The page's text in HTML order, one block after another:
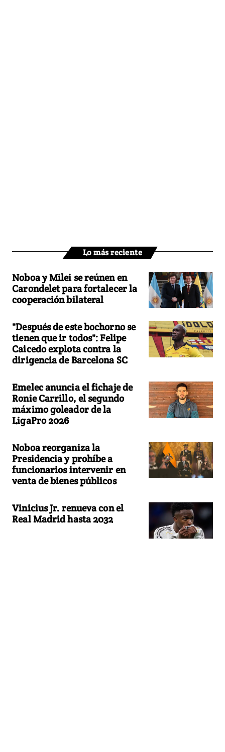
Lo más reciente
Noboa y Milei se reúnen en
Carondelet para fortalecer la
cooperación bilateral
"Después de este bochorno se
tienen que ir todos": Felipe
Caicedo explota contra la
dirigencia de Barcelona SC
Emelec anuncia el fichaje de
Ronie Carrillo, el segundo
máximo goleador de la
LigaPro 2026
Noboa reorganiza la
Presidencia y prohíbe a
funcionarios intervenir en
venta de bienes públicos
Vinicius Jr. renueva con el
Real Madrid hasta 2032